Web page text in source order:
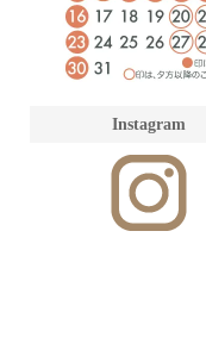
Instagram